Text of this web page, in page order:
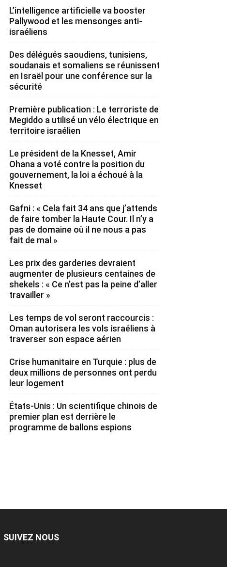
L’intelligence artificielle va booster
Pallywood et les mensonges anti-
israéliens
Des délégués saoudiens, tunisiens,
soudanais et somaliens se réunissent
en Israël pour une conférence sur la
sécurité
Première publication : Le terroriste de
Megiddo a utilisé un vélo électrique en
territoire israélien
Le président de la Knesset, Amir
Ohana a voté contre la position du
gouvernement, la loi a échoué à la
Knesset
Gafni : « Cela fait 34 ans que j’attends
de faire tomber la Haute Cour. Il n’y a
pas de domaine où il ne nous a pas
fait de mal »
Les prix des garderies devraient
augmenter de plusieurs centaines de
shekels : « Ce n’est pas la peine d’aller
travailler »
Les temps de vol seront raccourcis :
Oman autorisera les vols israéliens à
traverser son espace aérien
Crise humanitaire en Turquie : plus de
deux millions de personnes ont perdu
leur logement
États-Unis : Un scientifique chinois de
premier plan est derrière le
programme de ballons espions
SUIVEZ NOUS